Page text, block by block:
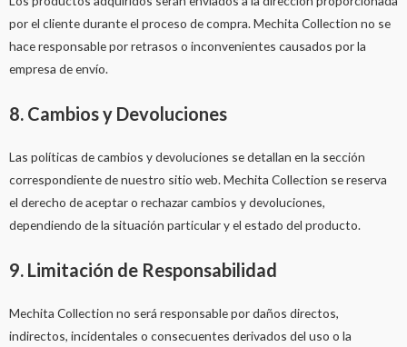
por el cliente durante el proceso de compra. Mechita Collection no se
hace responsable por retrasos o inconvenientes causados por la
empresa de envío.
8. Cambios y Devoluciones
Las políticas de cambios y devoluciones se detallan en la sección
correspondiente de nuestro sitio web. Mechita Collection se reserva
el derecho de aceptar o rechazar cambios y devoluciones,
dependiendo de la situación particular y el estado del producto.
9. Limitación de Responsabilidad
Mechita Collection no será responsable por daños directos,
indirectos, incidentales o consecuentes derivados del uso o la